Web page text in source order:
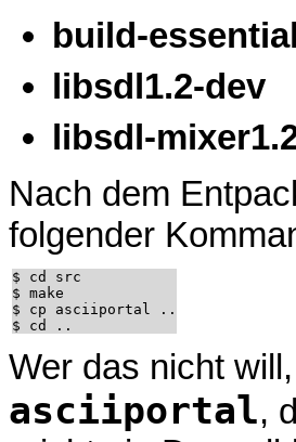
build-
libsdl1.2-dev
libsdl-
Nach dem
folgender
$ cd src
$ make
$ cp asciiportal ..
Wer das nicht
asciiportal,